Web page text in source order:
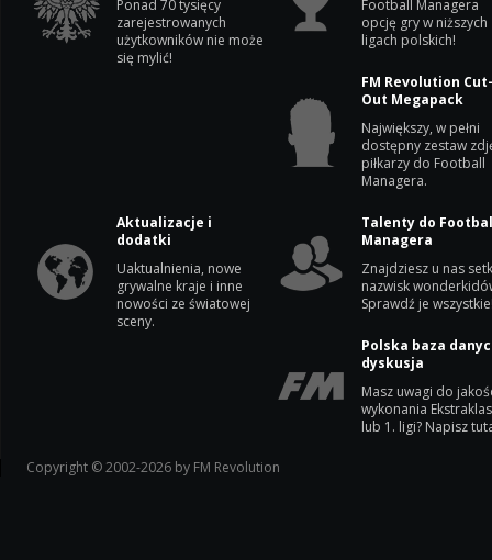
Ponad 70 tysięcy
zarejestrowanych
użytkowników nie może
się mylić!
Football Managera
opcję gry w niższych
ligach polskich!
FM Revolution
Out Megapack
Największy, w pełni
dostępny zestaw
piłkarzy do Football
Managera.
Aktualizacje i
dodatki
Uaktualnienia, nowe
grywalne kraje i inne
nowości ze światowej
sceny.
Talenty do
Managera
Znajdziesz u nas
nazwisk
Sprawdź je
Polska baza
dyskusja
Masz uwagi do
wykonania
lub 1. ligi? Napisz
Copyright © 2002-2026 by FM Revolution